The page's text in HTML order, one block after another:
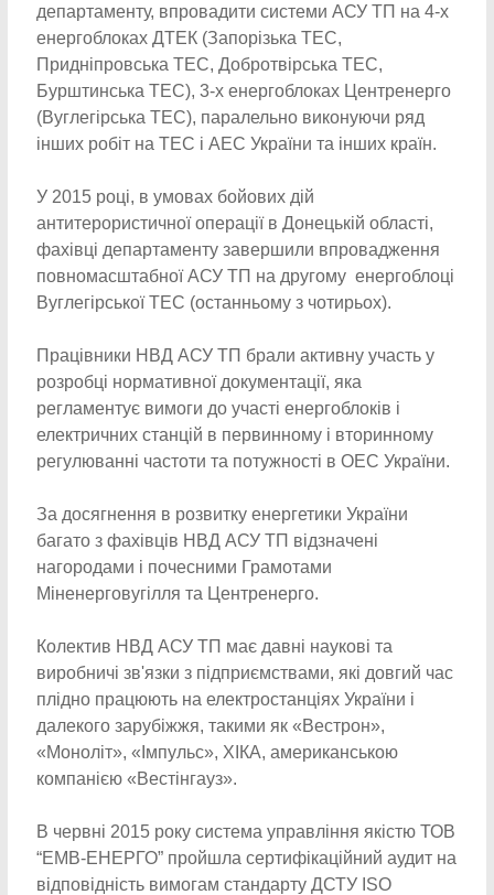
департаменту, впровадити системи АСУ ТП на 4-х
енергоблоках ДТЕК (Запорізька ТЕС,
Придніпровська ТЕС, Добротвірська ТЕС,
Бурштинська ТЕС), 3-х енергоблоках Центренерго
(Вуглегірська ТЕС), паралельно виконуючи ряд
інших робіт на ТЕС і АЕС України та інших країн.
У 2015 році, в умовах бойових дій
антитерористичної операції в Донецькій області,
фахівці департаменту завершили впровадження
повномасштабної АСУ ТП на другому енергоблоці
Вуглегірської ТЕС (останньому з чотирьох).
Працівники НВД АСУ ТП брали активну участь у
розробці нормативної документації, яка
регламентує вимоги до участі енергоблоків і
електричних станцій в первинному і вторинному
регулюванні частоти та потужності в ОЕС України.
За досягнення в розвитку енергетики України
багато з фахівців НВД АСУ ТП відзначені
нагородами і почесними Грамотами
Міненерговугілля та Центренерго.
Колектив НВД АСУ ТП має давні наукові та
виробничі зв'язки з підприємствами, які довгий час
плідно працюють на електростанціях України і
далекого зарубіжжя, такими як «Вестрон»,
«Моноліт», «Імпульс», ХІКА, американською
компанією «Вестінгауз».
В червні 2015 року система управління якістю ТОВ
“ЕМВ-ЕНЕРГО” пройшла сертифікаційний аудит на
відповідність вимогам стандарту ДСТУ ISO